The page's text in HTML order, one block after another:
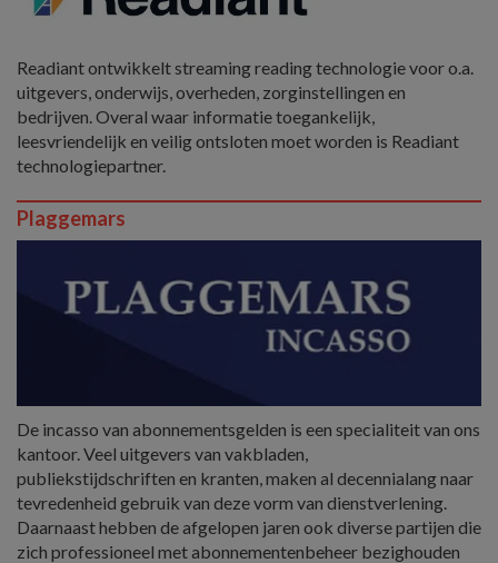
Readiant ontwikkelt streaming reading technologie voor o.a.
uitgevers, onderwijs, overheden, zorginstellingen en
bedrijven. Overal waar informatie toegankelijk,
leesvriendelijk en veilig ontsloten moet worden is Readiant
technologiepartner.
Plaggemars
De incasso van abonnementsgelden is een specialiteit van ons
kantoor. Veel uitgevers van vakbladen,
publiekstijdschriften en kranten, maken al decennialang naar
tevredenheid gebruik van deze vorm van dienstverlening.
Daarnaast hebben de afgelopen jaren ook diverse partijen die
zich professioneel met abonnementenbeheer bezighouden